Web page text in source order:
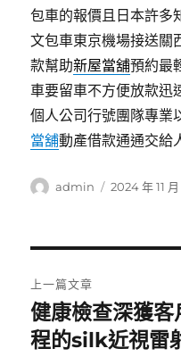
包車的報價且日本許多
文包車東京機場接送關
款幫助新屋當舖預約最
車要留車不方便放款迅
個人公司行號團隊專業
當舖動產借款通通交給
作
admin
發
2024 年 11
章
導
上一篇文章
上
一
健康檢查深獲
程的silk近視雷